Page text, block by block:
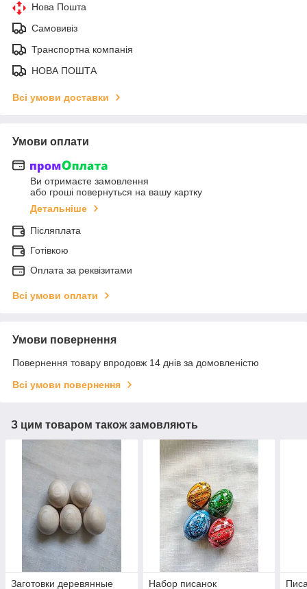
Нова Пошта
Самовивіз
Транспортна компанія
НОВА ПОШТА
Всі умови доставки
Умови оплати
Ви отримаєте замовлення
або гроші повернуться на вашу картку
Детальніше
Післяплата
Готівкою
Оплата за реквізитами
Всі умови оплати
Умови повернення
Повернення товару впродовж 14 днів за домовленістю
Всі умови повернення
З цим товаром також замовляють
Заготовки деревянные
Набор писанок